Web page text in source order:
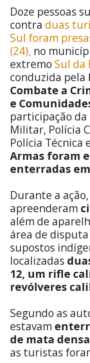
Doze pessoas
contra duas
Sul foram
(24), no
extremo Sul da
conduzida pela
Combate a
e
participação da
Militar, Polícia
Polícia Técnica
Armas foram
enterradas
Durante a
apreenderam
além de
área de
supostos
localizadas
12, um rifle
revólveres
Segundo as
estavam
de mata densa
as turistas